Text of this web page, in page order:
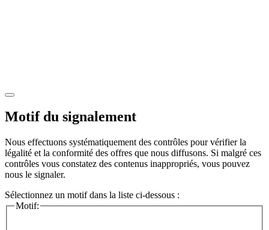
Motif du signalement
Nous effectuons systématiquement des contrôles pour vérifier la
légalité et la conformité des offres que nous diffusons. Si malgré ces
contrôles vous constatez des contenus inappropriés, vous pouvez
nous le signaler.
Sélectionnez un motif dans la liste ci-dessous :
Motif: